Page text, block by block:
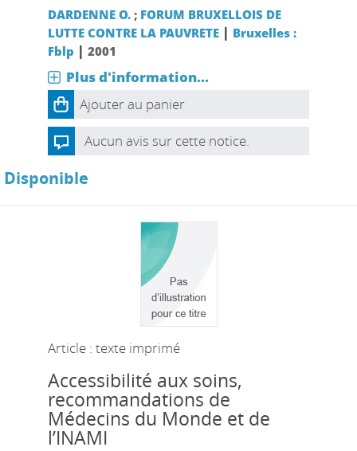
DARDENNE O.; FORUM BRUXELLOIS DE
LUTTE CONTRE LA PAUVRETE | Bruxelles :
Fblp | 2001
Plus d'information...
Ajouter au panier
Aucun avis sur cette notice.
Disponible
Article : texte imprimé
Accessibilité aux soins,
recommandations de
Médecins du Monde et de
l’INAMI